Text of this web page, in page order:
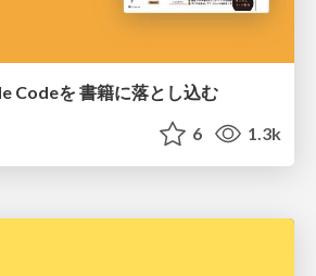
Codeを 書籍に落とし込む
6 1.3k